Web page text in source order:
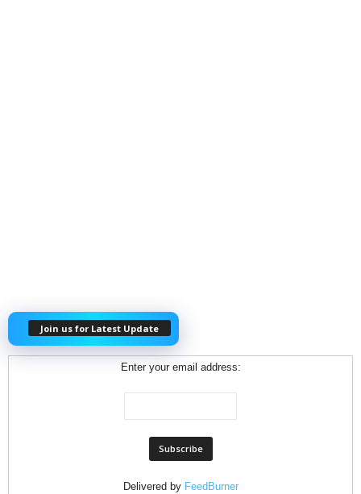
Join us for Latest Update
Enter your email address:
Delivered by FeedBurner